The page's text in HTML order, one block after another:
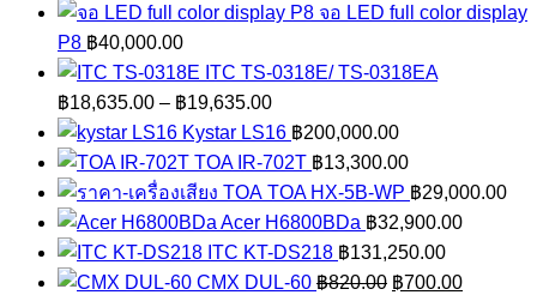
จอ LED full color display
P8 ฿40,000.00
ITC TS-0318E/ TS-0318EA
฿18,635.00 – ฿19,635.00Price
range:
฿18,635.00
through
฿19,635.00
Kystar LS16 ฿200,000.00
TOA IR-702T ฿13,300.00
TOA HX-5B-WP ฿29,000.00
Acer H6800BDa ฿32,900.00
ITC KT-DS218 ฿131,250.00
CMX DUL-60 ฿820.00 Original
฿700.00Current